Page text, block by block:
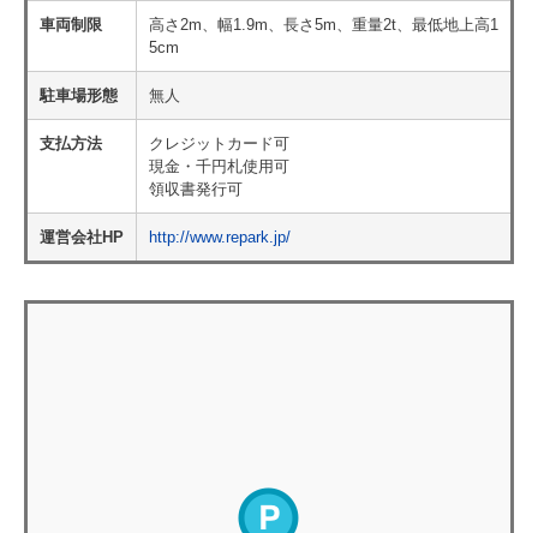
車両制限
高さ2m、幅1.9m、長さ5m、重量2t、最低地上高1
5cm
駐車場形態 無人
支払方法
クレジットカード可
現金・千円札使用可
領収書発行可
運営会社HP http://www.repark.jp/